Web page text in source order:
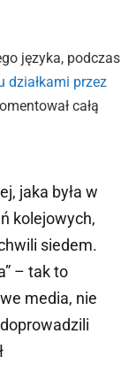
języka, podczas
działkami przez
całą
jaka była w
kolejowych,
siedem.
– tak to
media, nie